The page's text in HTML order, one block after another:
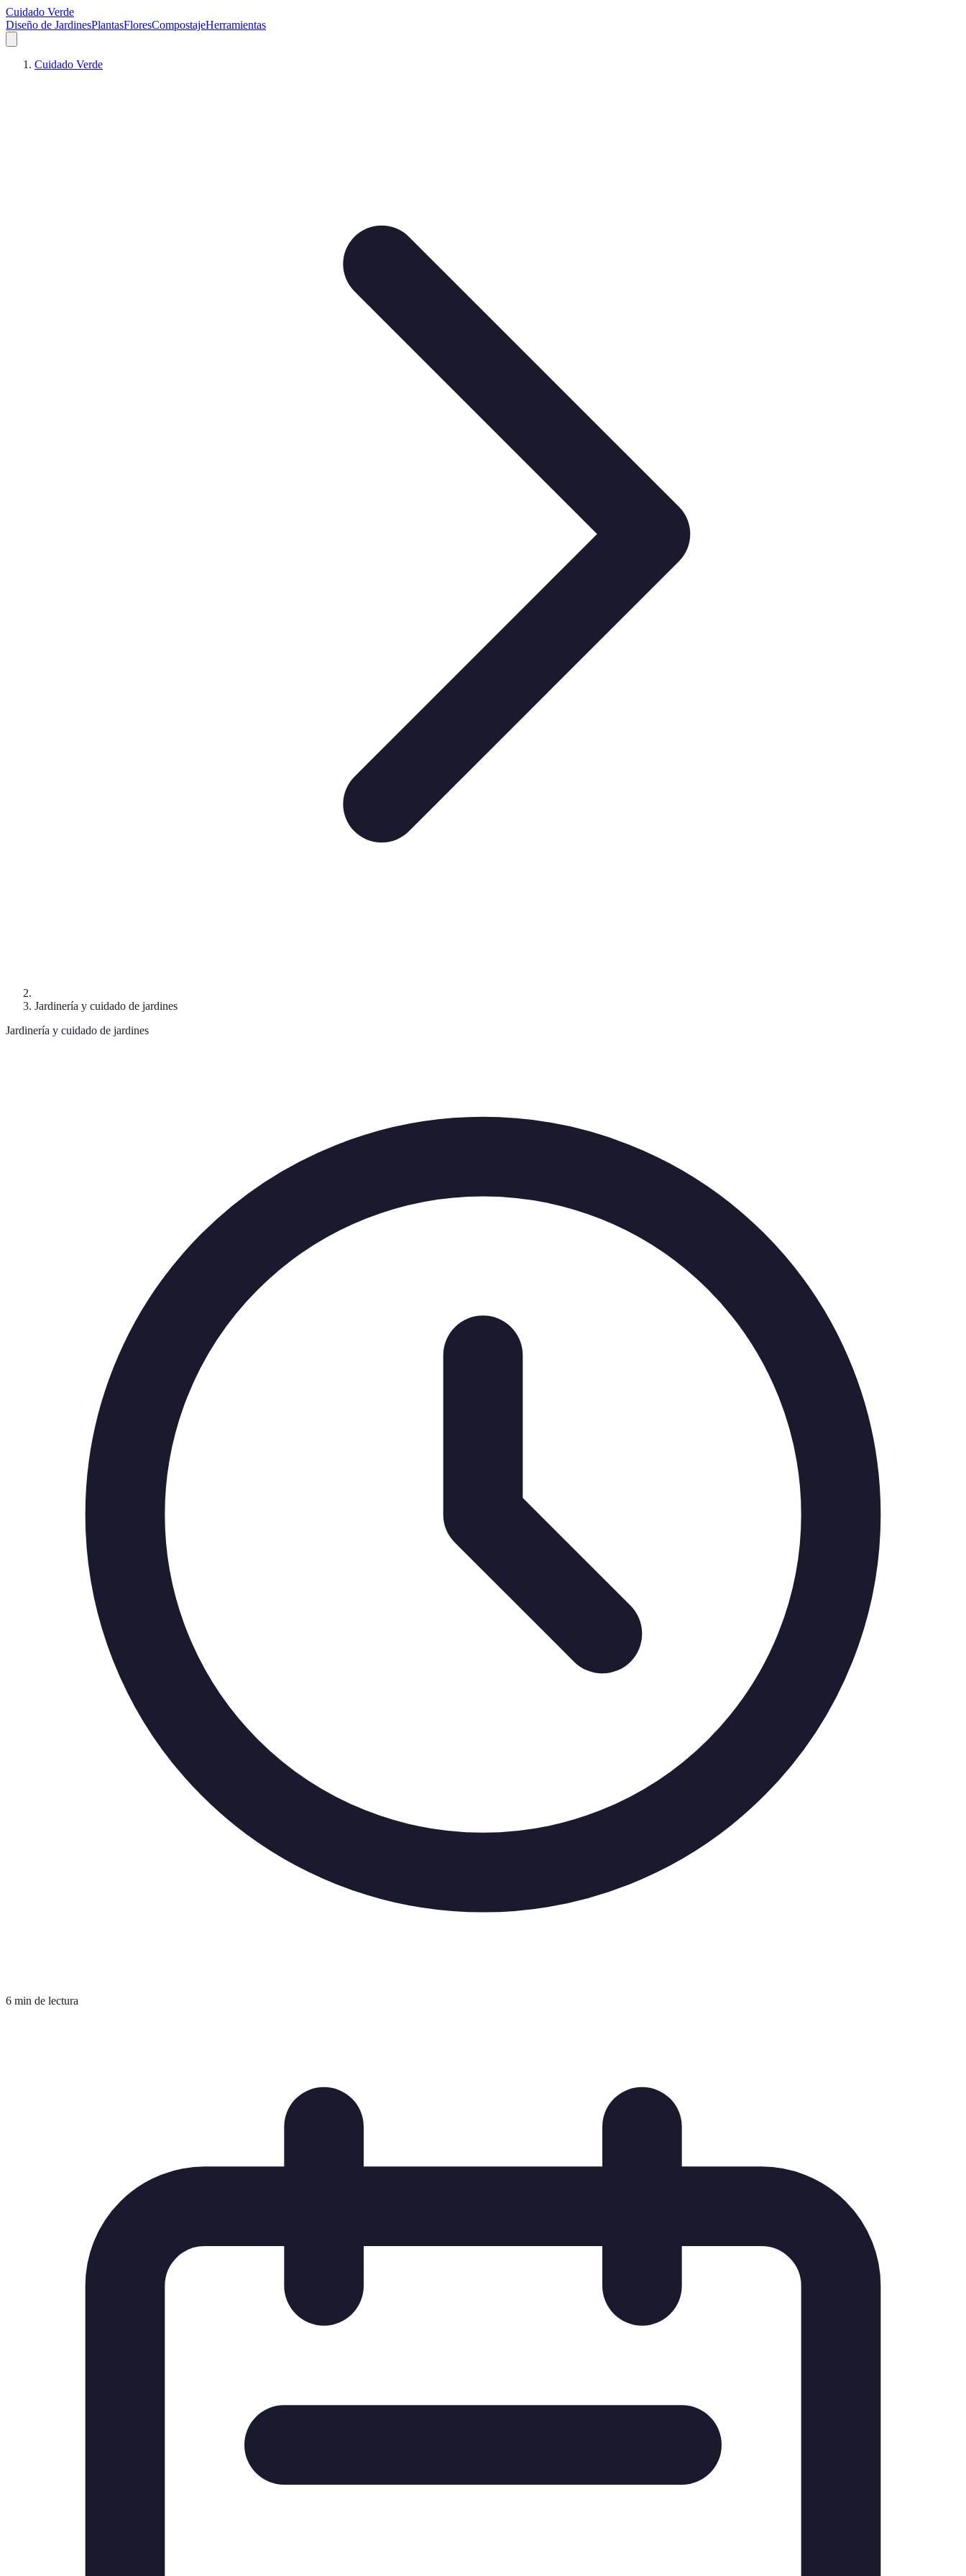
Cuidado Verde
Diseño de JardinesPlantasFloresCompostajeHerramientas
Cuidado Verde
Jardinería y cuidado de jardines
Jardinería y cuidado de jardines
6 min de lectura